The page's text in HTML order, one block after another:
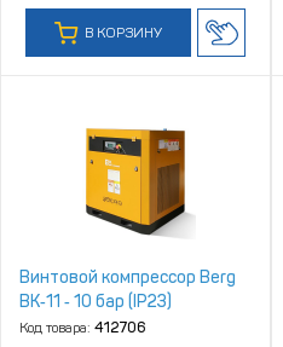
В КОРЗИНУ
Винтовой компрессор Berg
ВК‑11 ‑ 10 бар (IP23)
Код товара: 412706